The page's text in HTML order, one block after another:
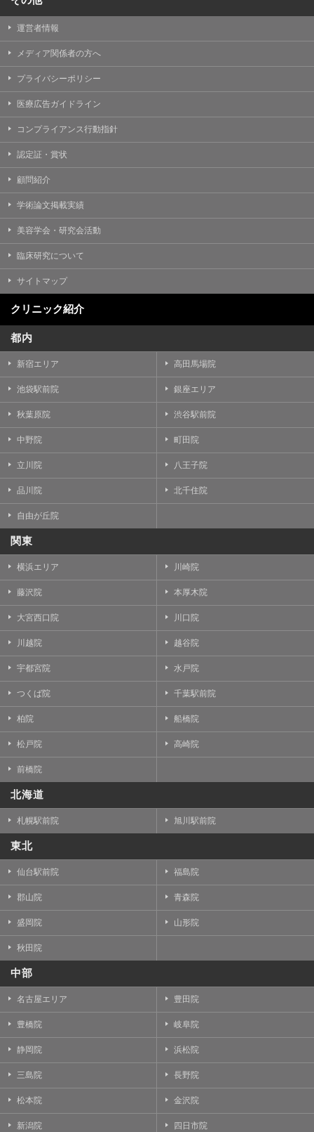
運営者情報
メディア関係者の方へ
プライバシーポリシー
医療広告ガイドライン
コンプライアンス行動指針
認定証・賞状
顧問紹介
学術論文掲載実績
美容学会・研究会活動
臨床研究について
サイトマップ
クリニック紹介
都内
新宿エリア 高田馬場院
池袋駅前院 銀座エリア
秋葉原院 渋谷駅前院
中野院 町田院
立川院 八王子院
品川院 北千住院
自由が丘院
関東
横浜エリア 川崎院
藤沢院 本厚木院
大宮西口院 川口院
川越院 越谷院
宇都宮院 水戸院
つくば院 千葉駅前院
柏院 船橋院
松戸院 高崎院
前橋院
北海道
札幌駅前院 旭川駅前院
東北
仙台駅前院 福島院
郡山院 青森院
盛岡院 山形院
秋田院
中部
名古屋エリア 豊田院
豊橋院 岐阜院
静岡院 浜松院
三島院 長野院
松本院 金沢院
新潟院 四日市院